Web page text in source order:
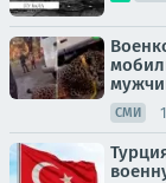
СМИ